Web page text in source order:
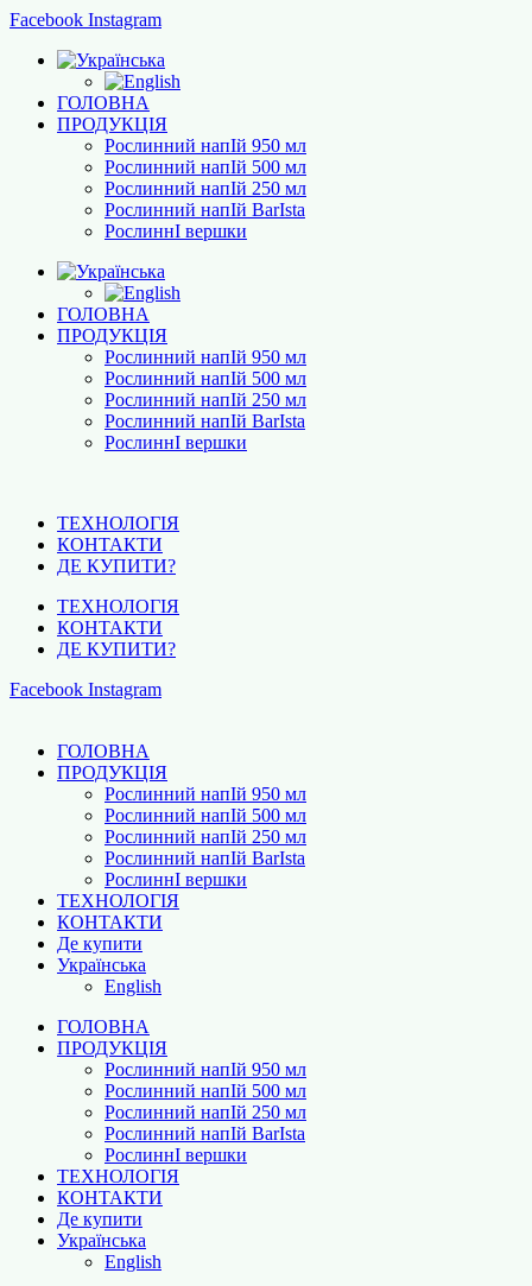
Facebook Instagram
ГОЛОВНА
ПРОДУКЦІЯ
Рослинний напІй 950 мл
Рослинний напІй 500 мл
Рослинний напІй 250 мл
Рослинний напІй BarІsta
РослиннІ вершки
ГОЛОВНА
ПРОДУКЦІЯ
Рослинний напІй 950 мл
Рослинний напІй 500 мл
Рослинний напІй 250 мл
Рослинний напІй BarІsta
РослиннІ вершки
ТЕХНОЛОГІЯ
КОНТАКТИ
ДЕ КУПИТИ?
ТЕХНОЛОГІЯ
КОНТАКТИ
ДЕ КУПИТИ?
Facebook Instagram
ГОЛОВНА
ПРОДУКЦІЯ
Рослинний напІй 950 мл
Рослинний напІй 500 мл
Рослинний напІй 250 мл
Рослинний напІй BarІsta
РослиннІ вершки
ТЕХНОЛОГІЯ
КОНТАКТИ
Де купити
Українська
English
ГОЛОВНА
ПРОДУКЦІЯ
Рослинний напІй 950 мл
Рослинний напІй 500 мл
Рослинний напІй 250 мл
Рослинний напІй BarІsta
РослиннІ вершки
ТЕХНОЛОГІЯ
КОНТАКТИ
Де купити
Українська
English